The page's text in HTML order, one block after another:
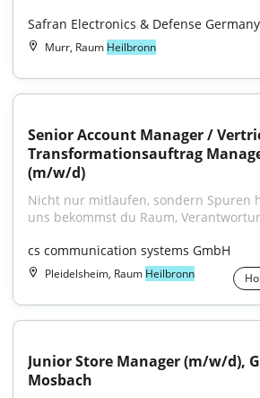
Safran Electronics & Defense
Murr, Raum Heilbronn
Senior Account Manager /
Transformationsauftrag
(m/w/d)
Nicht nur mitlaufen, sondern Spuren
uns bekommst du Raum,
cs communication systems GmbH
Pleidelsheim, Raum Heilbronn
Junior Store Manager (m/w/d),
Mosbach